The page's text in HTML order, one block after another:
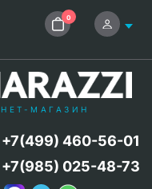
0
МАГАЗИН
+7(499) 460-56-01
+7(985) 025-48-73